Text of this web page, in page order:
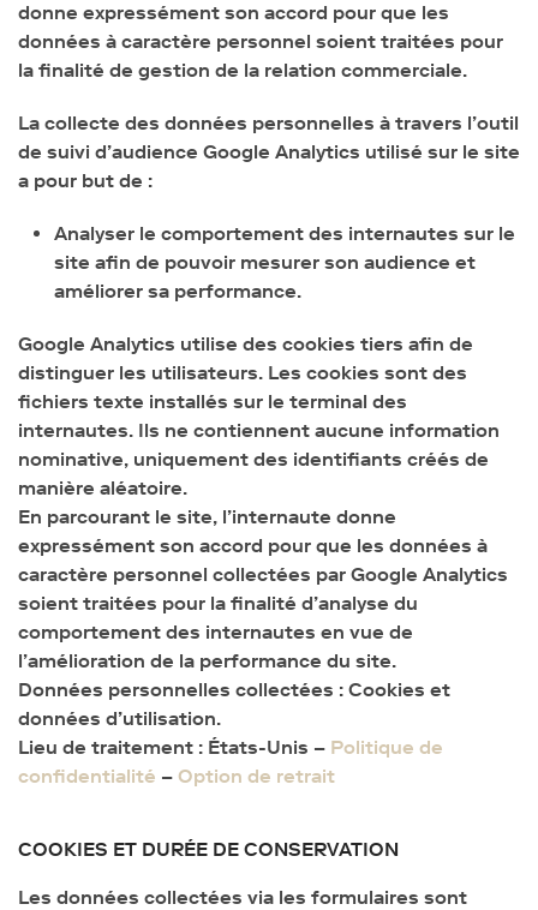
donne expressément son accord pour que les
données à caractère personnel soient traitées pour
la finalité de gestion de la relation commerciale.
La collecte des données personnelles à travers l’outil
de suivi d’audience Google Analytics utilisé sur le site
a pour but de :
Analyser le comportement des internautes sur le
site afin de pouvoir mesurer son audience et
améliorer sa performance.
Google Analytics utilise des cookies tiers afin de
distinguer les utilisateurs. Les cookies sont des
fichiers texte installés sur le terminal des
internautes. Ils ne contiennent aucune information
nominative, uniquement des identifiants créés de
manière aléatoire.
En parcourant le site, l’internaute donne
expressément son accord pour que les données à
caractère personnel collectées par Google Analytics
soient traitées pour la finalité d’analyse du
comportement des internautes en vue de
l’amélioration de la performance du site.
Données personnelles collectées : Cookies et
données d’utilisation.
Lieu de traitement : États-Unis – Politique de
confidentialité – Option de retrait
COOKIES ET DURÉE DE CONSERVATION
Les données collectées via les formulaires sont